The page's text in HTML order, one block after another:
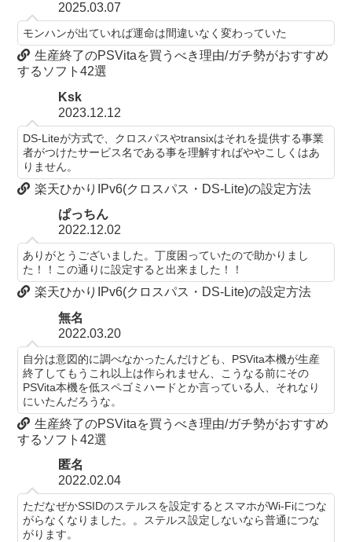
2025.03.07
モンハンが出ていれば運命は間違いなく変わっていた
生産終了のPSVitaを買うべき理由/ガチ勢がおすすめ
するソフト42選
Ksk
2023.12.12
DS-Liteが方式で、クロスパスやtransixはそれを提供する事業
者がつけたサービス名である事を理解すればややこしくはあ
りません。
楽天ひかりIPv6(クロスパス・DS-Lite)の設定方法
ぱっちん
2022.12.02
ありがとうございました。丁度困っていたので助かりまし
た！！この通りに設定すると出来ました！！
楽天ひかりIPv6(クロスパス・DS-Lite)の設定方法
無名
2022.03.20
自分は意図的に調べなかったんだけども、PSVita本機が生産
終了してもうこれ以上は作られません、こうなる前にその
PSVita本機を低スペゴミハードとか言っている人、それなり
にいたんだろうな。
生産終了のPSVitaを買うべき理由/ガチ勢がおすすめ
するソフト42選
匿名
2022.02.04
ただなぜかSSIDのステルスを設定するとスマホがWi-Fiにつな
がらなくなりました。。ステルス設定しないなら普通につな
がります。